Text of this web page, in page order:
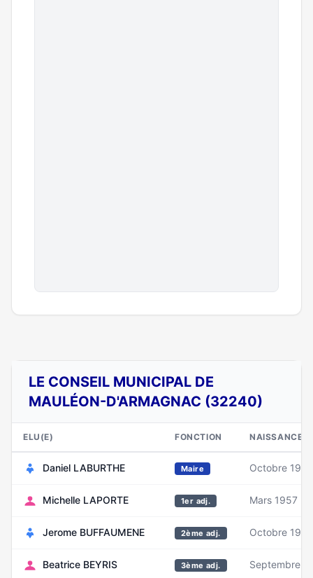
LE CONSEIL MUNICIPAL DE
MAULÉON-D'ARMAGNAC (32240)
ELU(E) FONCTION NAISSANCE
Daniel LABURTHE Maire Octobre 1965
Michelle LAPORTE 1er adj. Mars 1957
Jerome BUFFAUMENE 2ème adj. Octobre 1975
Beatrice BEYRIS 3ème adj. Septembre